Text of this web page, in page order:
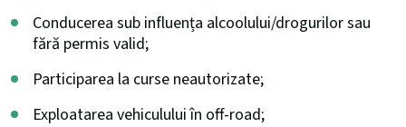
Conducerea sub influența alcoolului/drogurilor sau
fără permis valid;
Participarea la curse neautorizate;
Exploatarea vehiculului în off-road;